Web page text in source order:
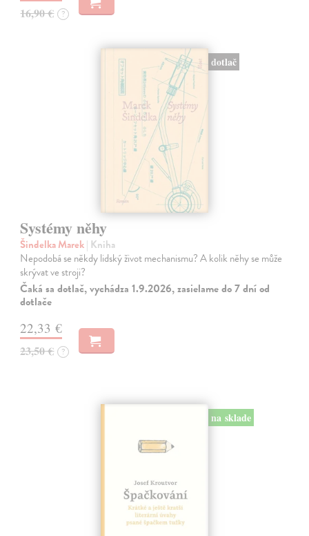
16,90 € ?
dotlač
Systémy něhy
Šindelka Marek| Kniha
Nepodobá se někdy lidský život mechanismu? A kolik něhy se může
skrývat ve stroji?
Čaká sa dotlač, vychádza 1.9.2026, zasielame do 7 dní od
dotlače
22,33 €
23,50 € ?
na sklade